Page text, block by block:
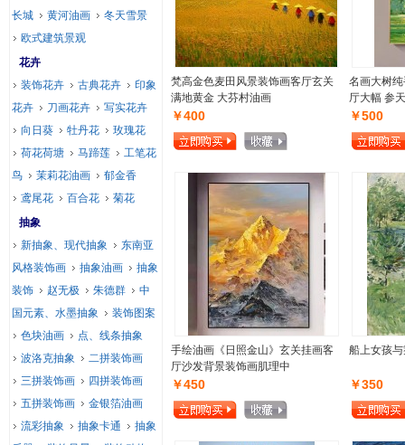
梵高金色麦田风景装饰画客厅玄关
满地黄金 大芬村油画
￥400
名画大树
厅大幅 参
￥500
手绘油画《日照金山》玄关挂画客
厅沙发背景装饰画肌理中
￥450
船上女孩
￥350
长城
黄河油画
冬天雪景
欧式建筑景观
花卉
装饰花卉
古典花卉
印象
花卉
刀画花卉
写实花卉
向日葵
牡丹花
玫瑰花
荷花荷塘
马蹄莲
工笔花
鸟
茉莉花油画
郁金香
鸢尾花
百合花
菊花
抽象
新抽象、现代抽象
东南亚
风格装饰画
抽象油画
抽象
装饰
赵无极 朱德群
中
国元素、水墨抽象
装饰图案
色块油画
点、线条抽象
波洛克抽象
二拼装饰画
三拼装饰画
四拼装饰画
五拼装饰画
金银箔油画
流彩抽象
抽象卡通
抽象